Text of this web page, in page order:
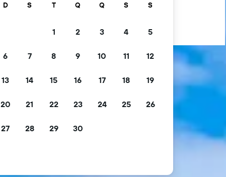
D S T Q Q S S
1 2 3 4 5
6 7 8 9 10 11 12
13 14 15 16 17 18 19
20 21 22 23 24 25 26
27 28 29 30